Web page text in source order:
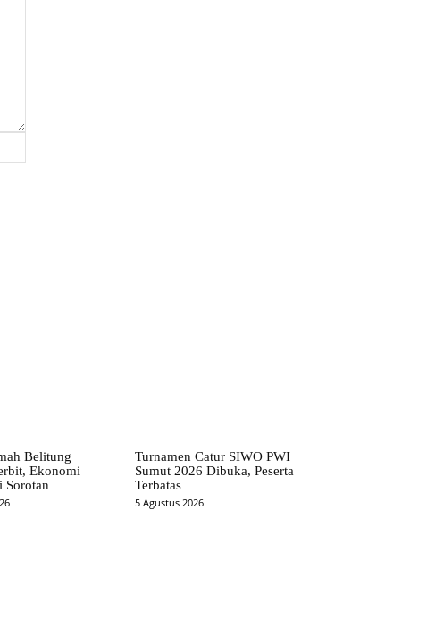
Belitung
Ekonomi
Sorotan
Turnamen Catur SIWO PWI
Sumut 2026 Dibuka, Peserta
Terbatas
5 Agustus 2026